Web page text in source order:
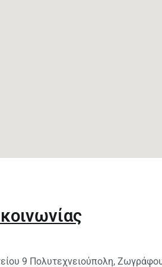
9 Πολυτεχνειούπολη,